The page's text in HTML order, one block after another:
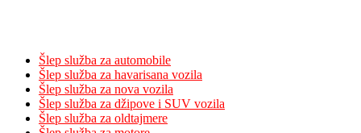
Šlep služba za automobile
Šlep služba za havarisana vozila
Šlep služba za nova vozila
Šlep služba za džipove i SUV vozila
Šlep služba za oldtajmere